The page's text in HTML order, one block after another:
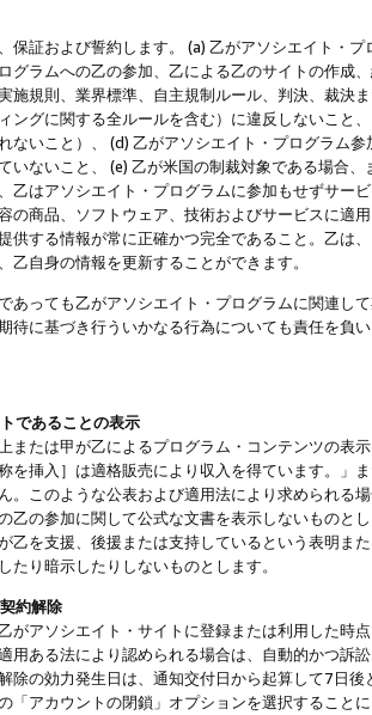
保証および誓約します。 (a) 乙がアソシエイト・
グラムへの乙の参加、乙による乙のサイトの作成
施規則、業界標準、自主規制ルール、判決、裁決
ングに関する全ルールを含む）に違反しないこと
ないこと）、 (d) 乙がアソシエイト・プログラム
いないこと、 (e) 乙が米国の制裁対象である場合
乙はアソシエイト・プログラムに参加もせずサー
の商品、ソフトウェア、技術およびサービスに適
供する情報が常に正確かつ完全であること。乙は
乙自身の情報を更新することができます。
あっても乙がアソシエイト・プログラムに関連し
待に基づき行ういかなる行為についても責任を負
であることの表示
または甲が乙によるプログラム・コンテンツの表
を挿入］は適格販売により収入を得ています。」
。このような公表および適用法により求められる
乙の参加に関して公式な文書を表示しないもの
乙を支援、後援または支持しているという表明ま
たり暗示したりしないものとします。
約解除
がアソシエイト・サイトに登録または利用した時
用ある法により認められる場合は、自動的かつ訴
除の効力発生日は、通知交付日から起算して7日
「アカウントの閉鎖」オプションを選択するこ